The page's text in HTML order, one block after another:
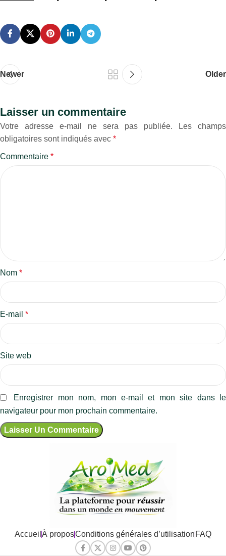
Newer Older
Laisser un commentaire
Votre adresse e-mail ne sera pas publiée.
Les champs
obligatoires sont indiqués avec *
Commentaire *
Nom *
E-mail *
Site web
Enregistrer mon nom, mon e-mail et mon site dans le
navigateur pour mon prochain commentaire.
Accueil À proposConditions générales d’utilisation FAQ